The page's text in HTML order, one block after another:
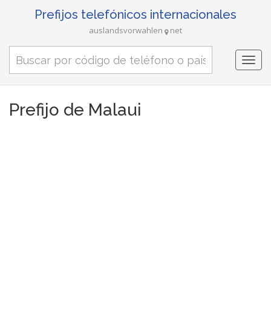
Prefijos telefónicos internacionales
auslandsvorwahlen net
Prefijo de Malaui